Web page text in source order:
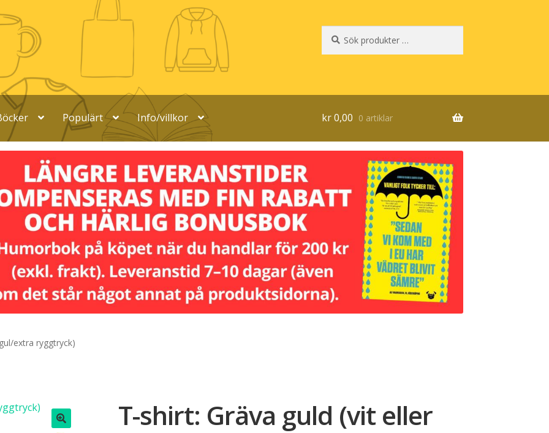
efter:
Populärt Info/villkor kr0,00 0 artiklar
extra ryggtryck)
T-shirt: Gräva guld (vit eller